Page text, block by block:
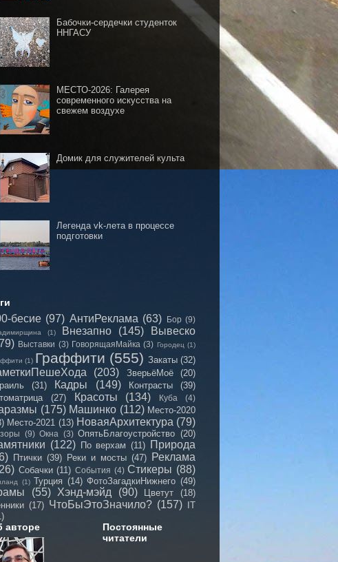
Бабочки-сердечки студенток
ННГАСУ
МЕСТО-2026: Галерея
современного искусства на
свежем воздухе
Домик для служителей культа
Легенда vk-лета в процессе
подготовки
бесие (97) АнтиРеклама (63) Бор (9)
(1) Внезапно (145)
Вывеско
Выставки (3) ГоворящаяМайка (3) Городец (1)
(1) Граффити (555) Закаты (32)
(203) ЗверьёМоё
(20)
(31) Кадры (149) Контрасты
(39)
(27) Красоты (134) Куба (4)
(175) Машинко (112) Место-2020
Место-2021 (13) НоваяАрхитектура (79)
(9) Окна (3) ОпятьБлагоустройство (20)
(122) По верхам (11) Природа
Птички (39) Реки и мосты (47) Реклама
Собачки (11) События (4) Стикеры (88)
(1) Турция (14) ФотоЗагадкиНижнего (49)
(55) Хэнд-мэйд (90) Цветут
(18)
(17) ЧтоБыЭтоЗначило? (157)
IT
авторе
Постоянные
читатели